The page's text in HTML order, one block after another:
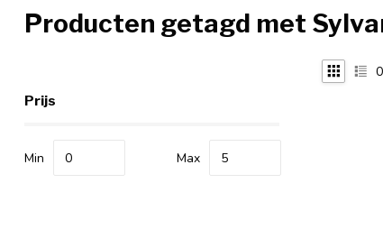
Producten getagd met
Prijs
Min Max
0